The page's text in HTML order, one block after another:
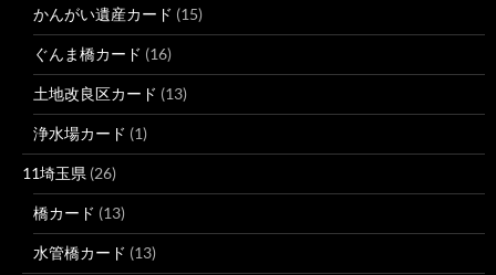
かんがい遺産カード (15)
ぐんま橋カード (16)
土地改良区カード (13)
浄水場カード (1)
11埼玉県 (26)
橋カード (13)
水管橋カード (13)